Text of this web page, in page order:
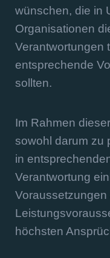
wünschen, die in
Organisationen
Verantwortungen
entsprechende
sollten.
Im Rahmen
sowohl darum zu
in
Verantwortung
Voraussetzungen
höchsten